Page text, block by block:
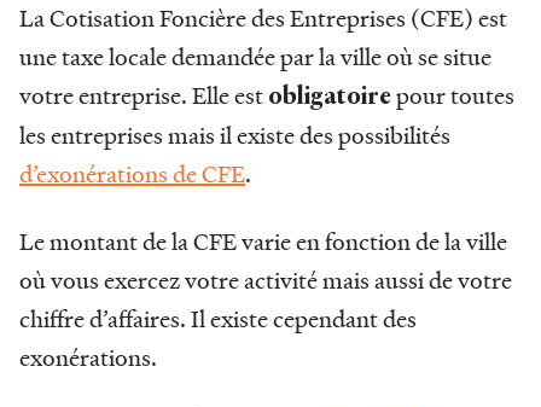
La Cotisation Foncière des Entreprises (CFE) est
une taxe locale demandée par la ville où se situe
votre entreprise. Elle est obligatoirepour toutes
les entreprises mais il existe des possibilités
d’exonérations de CFE.
Le montant de la CFE varie en fonction de la ville
où vous exercez votre activité mais aussi de votre
chiffre d’affaires. Il existe cependant des
exonérations.